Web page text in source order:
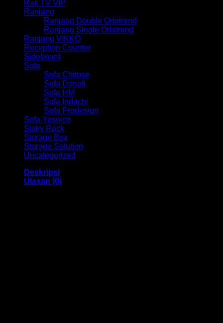
Rak TV VIP
Ranjang
Ranjang Double Orbitrend
Ranjang Single Orbitrend
Ranjang VIKKO
Reception Counter
Sideboard
Sofa
Sofa Chitose
Sofa Donati
Sofa HM
Sofa Indachi
Sofa Prodesign
Sofa Yesnice
Staky Rack
Storage Box
Storage Solution
Uncategorized
Deskripsi
Ulasan (0)